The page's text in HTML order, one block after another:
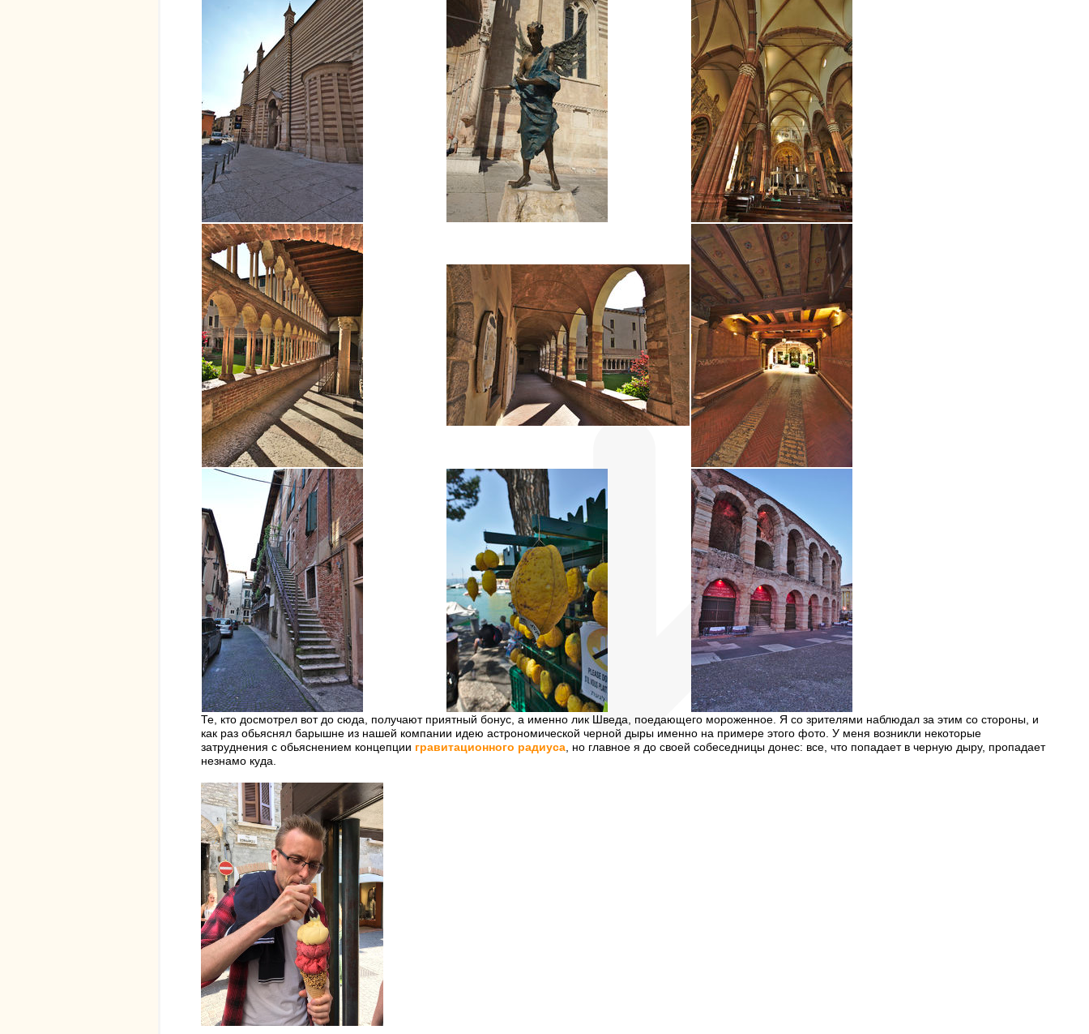
Те, кто досмотрел вот до сюда, получают приятный бонус, а именно лик Шведа, поедающего мороженное. Я со зрителями наблюдал за этим со стороны, и
как раз обьяснял барышне из нашей компании идею астрономической черной дыры именно на примере этого фото. У меня возникли некоторые
затруднения с обьяснением концепции гравитационного радиуса , но главное я до своей собеседницы донес: все, что попадает в черную дыру, пропадает
незнамо куда.